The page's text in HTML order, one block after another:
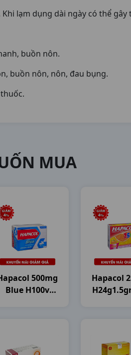
lạm dụng dài ngày có thể
buồn nôn.
buồn nôn, nôn, đau bụng.
MUA
500mg
Blue H100v
Hapacol